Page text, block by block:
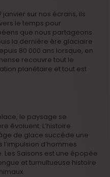
janvier sur nos écrans, ils
le temps pour
que nous partageons
la dernière ère glaciaire
80 000 ans lorsque, en
recouvre tout le
planétaire et tout est
le paysage se
évoluent. L’histoire
de glace succède une
d’hommes
Saisons est une épopée
et tumultueuse histoire